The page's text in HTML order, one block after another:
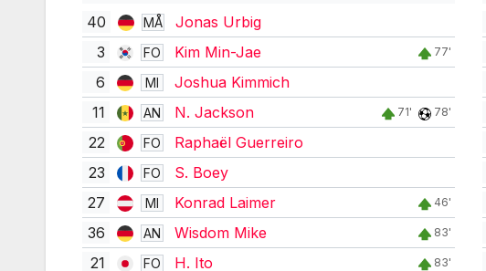
40
MÅ
Jonas Urbig
3
FO Kim Min-Jae 77'
6 MI
Joshua Kimmich
11
AN N. Jackson 71' 78'
22 FO
Raphaël Guerreiro
23
FO
S. Boey
27
MI Konrad Laimer 46'
36 AN Wisdom Mike 83'
21 FO H. Ito 83'